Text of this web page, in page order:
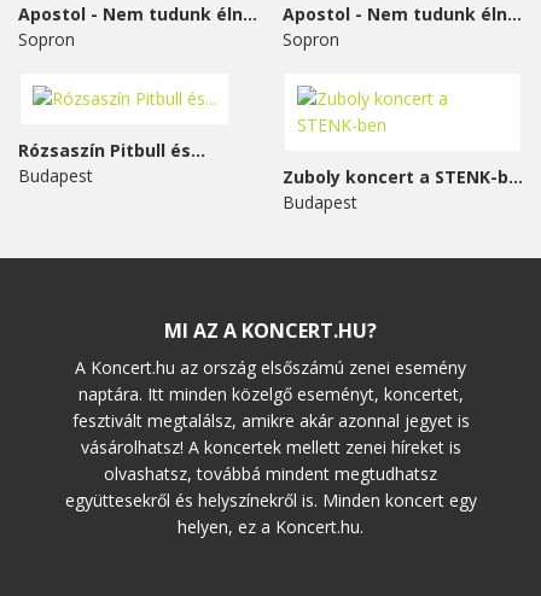
Apostol - Nem tudunk élni...
Sopron
Apostol - Nem tudunk élni...
Sopron
Rózsaszín Pitbull és...
Budapest
Zuboly koncert a STENK-ben
Budapest
MI AZ A KONCERT.HU?
A Koncert.hu az ország elsőszámú zenei esemény
naptára. Itt minden közelgő eseményt, koncertet,
fesztivált megtalálsz, amikre akár azonnal jegyet is
vásárolhatsz! A koncertek mellett zenei híreket is
olvashatsz, továbbá mindent megtudhatsz
együttesekről és helyszínekről is. Minden koncert egy
helyen, ez a Koncert.hu.